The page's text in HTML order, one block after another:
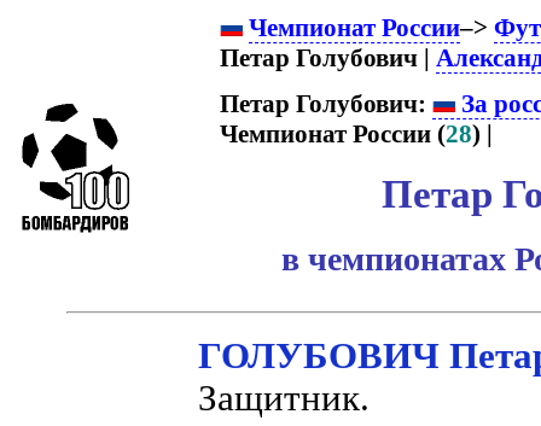
Чемпионат России–>
Петар Голубович |
Петар Голубович:
За
Чемпионат России (28) |
Петар
в чемпионатах
ГОЛУБОВИЧ
Защитник.